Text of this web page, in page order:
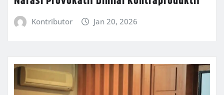
Kontributor Jan 20, 2026